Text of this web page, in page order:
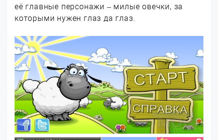
её главные персонажи – милые овечки, за
которыми нужен глаз да глаз.